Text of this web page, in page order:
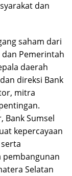
dan
saham dari
Pemerintah
daerah
direksi Bank
mitra
Bank Sumsel
kepercayaan
pembangunan
Selatan